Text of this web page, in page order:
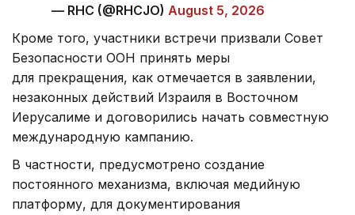
— RHC (@RHCJO) August 5, 2026
Кроме того, участники встречи призвали Совет
Безопасности ООН принять меры
для прекращения, как отмечается в заявлении,
незаконных действий Израиля в Восточном
Иерусалиме и договорились начать совместную
международную кампанию.
В частности, предусмотрено создание
постоянного механизма, включая медийную
платформу, для документирования